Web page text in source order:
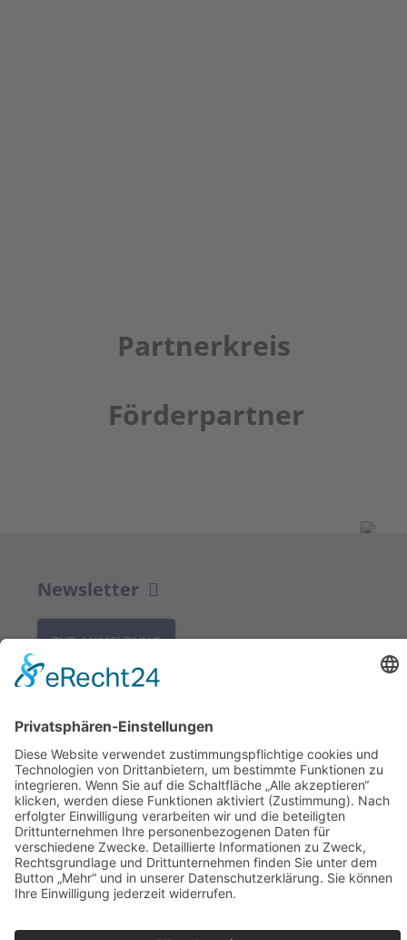
Partnerkreis
Förderpartner
Newsletter
ZUR ANMELDUNG
Centrum Bavaria Bohemia (CeBB)
Dr. Veronika Hofinger
Freyung 1, 92539 Schönsee
Tel.:+49 (0)9674 / 92 48 78
veronika.hofinger@cebb.de